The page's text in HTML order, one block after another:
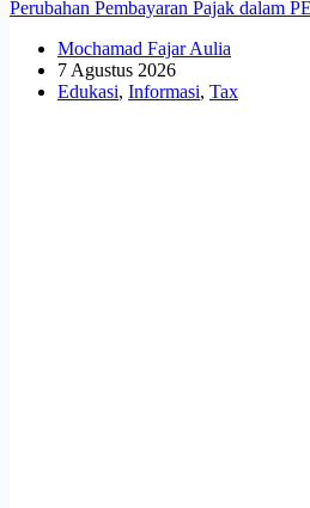
Perubahan Pembayaran Pajak dalam
Mochamad Fajar Aulia
7 Agustus 2026
Edukasi, Informasi, Tax